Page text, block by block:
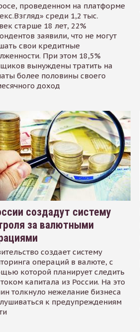
проведенном на платформе
среди 1,2 тыс.
старше 18 лет, 22%
заявили, что не могут
свои кредитные
При этом 18,5%
вынуждены тратить на
более половины своего
доход
создадут систему
за валютными
создает систему
операций в валюте, с
которой планирует следить
капитала из России. На это
толкнуло нежелание бизнеса
к предупреждениям